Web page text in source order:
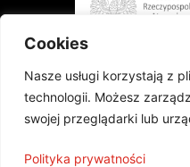
Cookies
Nasze usługi korzystają z
technologii. Możesz
swojej przeglądarki lub
Polityka prywatności
Projekt finansowany przez